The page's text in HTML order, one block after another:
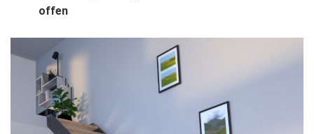
offen
Ende
Bildgalerie
springen